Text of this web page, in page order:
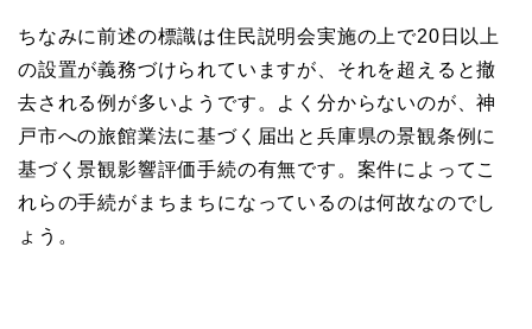
ちなみに前述の標識は住民説明会実施の上で20日以上
の設置が義務づけられていますが、それを超えると撤
去される例が多いようです。よく分からないのが、神
戸市への旅館業法に基づく届出と兵庫県の景観条例に
基づく景観影響評価手続の有無です。案件によってこ
れらの手続がまちまちになっているのは何故なのでし
ょう。